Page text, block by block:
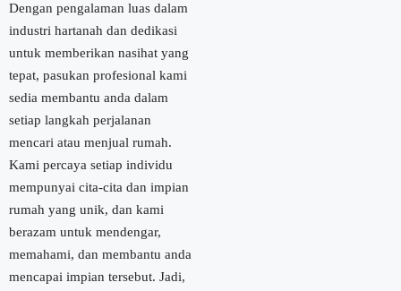
Dengan pengalaman luas dalam
industri hartanah dan dedikasi
untuk memberikan nasihat yang
tepat, pasukan profesional kami
sedia membantu anda dalam
setiap langkah perjalanan
mencari atau menjual rumah.
Kami percaya setiap individu
mempunyai cita-cita dan impian
rumah yang unik, dan kami
berazam untuk mendengar,
memahami, dan membantu anda
mencapai impian tersebut. Jadi,